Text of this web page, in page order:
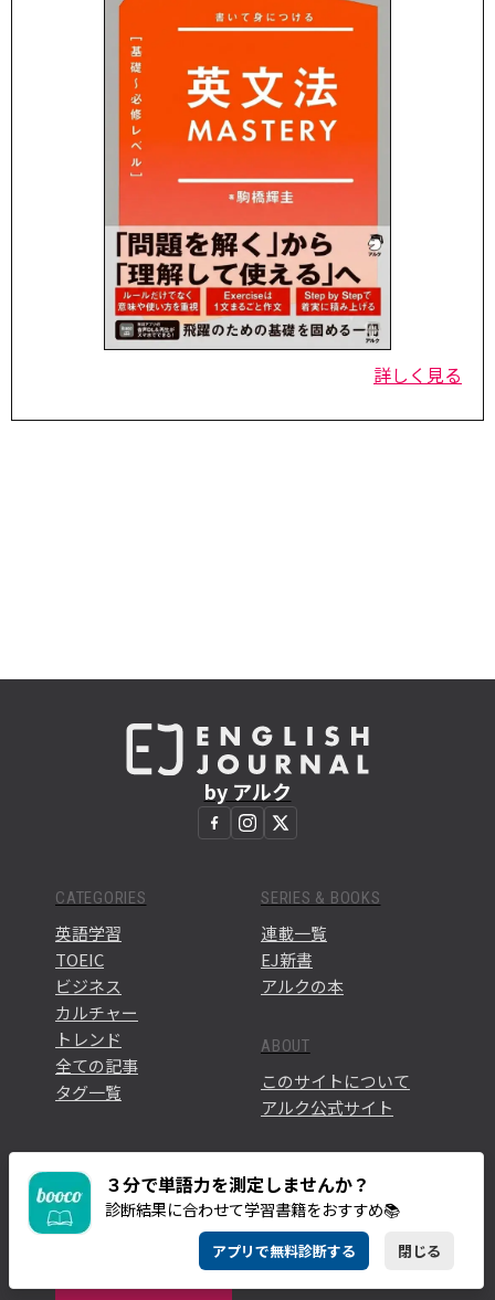
詳しく見る
３分で単語力を測定しませんか？
診断結果に合わせて学習書籍をおすすめ📚
アプリで無料診断する 閉じる
by アルク
CATEGORIES
英語学習
TOEIC
ビジネス
カルチャー
トレンド
全ての記事
タグ一覧
SERIES & BOOKS
連載一覧
EJ新書
アルクの本
ABOUT
このサイトについて
アルク公式サイト
NEWSLETTER
英語学習に役立つ最新記事や情報をお届けします。